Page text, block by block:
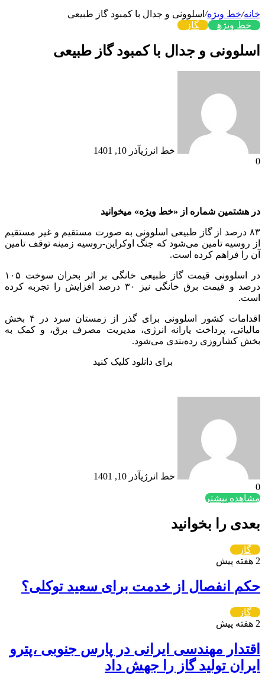
خانه/خط ویژه/ اسلوونی و جدال با کمبود گاز طبیعی
خط ویژه
گاز
اسلوونی و جدال با کمبود گاز طبیعی
خط انرژیآذر 10, 1401
0
در هشتمین شماره از «خط ویژه» میخوانید
۸۳ درصد از گاز طبیعی اسلوونی به صورت مستقیم و غیر مستقیم
از روسیه تامین می‌شود که جنگ اوکراین-روسیه زمینه توقف تامین
آن را فراهم کرده است.
در اسلوونی قیمت گاز طبیعی خانگی بر اثر بحران سوخت ۱۰۵
درصد و قیمت برق خانگی نیز ۳۰ درصد افزایش را تجربه کرده
است.
اقدامات کشور اسلوونی برای گذر از زمستان سرد در ۴ بخش
مالیاتی، پرداخت یارانه انرژی، مدیریت مصرف برق، و کمک به
بخش کشاروزی رده‌بندی می‌شود.
برای دانلود کلیک کنید
خط انرژیآذر 10, 1401
0
مشاهده بیشتر
بعدی را بخوانید
گاز
2 هفته پیش
حکم انفصال از خدمت برای سعید توکلی؟
گاز
2 هفته پیش
اقتدار مهندسی ایرانی در پارس جنوبی ،پترو
ایران تولید گاز را جهش داد